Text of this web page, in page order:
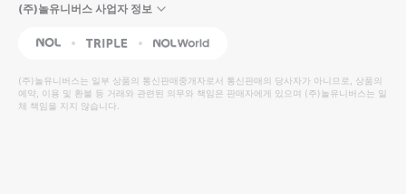
(주)놀유니버스 사업자 정보
NOL Triple Interpark Global
(주)놀유니버스는 일부 상품의 통신판매중개자로서 통신판매의 당사자가 아니므로, 상품의
예약, 이용 및 환불 등 거래와 관련된 의무와 책임은 판매자에게 있으며 (주)놀유니버스는 일
체 책임을 지지 않습니다.